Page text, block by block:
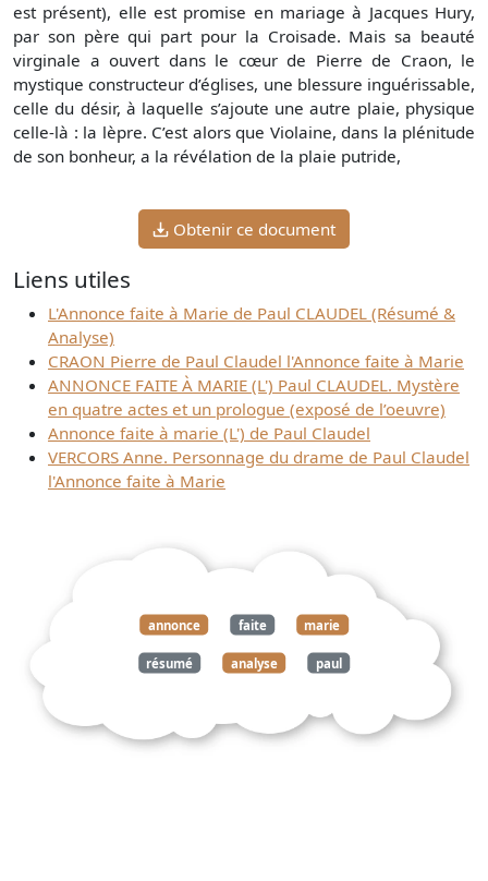
est présent), elle est promise en mariage à Jacques Hury,
par son père qui part pour la Croisade. Mais sa beauté
virginale a ouvert dans le cœur de Pierre de Craon, le
mystique constructeur d’églises, une blessure inguérissable,
celle du désir, à laquelle s’ajoute une autre plaie, physique
celle-là : la lèpre. C’est alors que Violaine, dans la plénitude
de son bonheur, a la révélation de la plaie putride,
Obtenir ce document
Liens utiles
L'Annonce faite à Marie de Paul CLAUDEL (Résumé &
Analyse)
CRAON Pierre de Paul Claudel l'Annonce faite à Marie
ANNONCE FAITE À MARIE (L') Paul CLAUDEL. Mystère
en quatre actes et un prologue (exposé de l’oeuvre)
Annonce faite à marie (L') de Paul Claudel
VERCORS Anne. Personnage du drame de Paul Claudel
l'Annonce faite à Marie
annonce faite marie
résumé analyse paul